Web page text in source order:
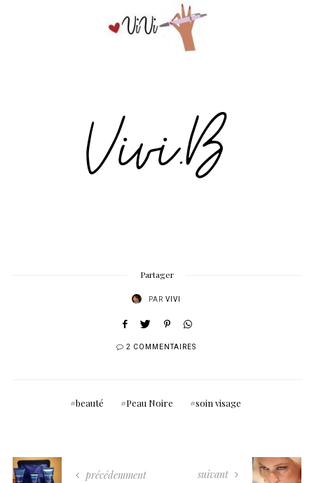
Partager
PAR VIVI
2 COMMENTAIRES
beauté Peau Noire soin visage
précédemment suivant